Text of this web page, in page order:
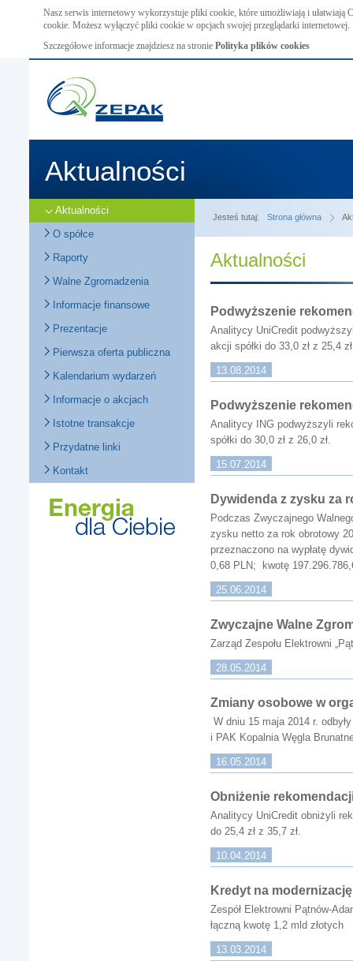
Nasz serwis internetowy wykorzystuje pliki cookie, które umożliwiają i ułatwiają
cookie. Możesz wyłączyć pliki cookie w opcjach swojej przeglądarki internetowej.
Szczegółowe informacje znajdziesz na stronie Polityka plików cookies
Aktualności
Aktualności
O spółce
Raporty
Walne Zgromadzenia
Informacje finansowe
Prezentacje
Pierwsza oferta publiczna
Kalendarium wydarzeń
Informacje o akcjach
Istotne transakcje
Przydatne linki
Kontakt
Jesteś tutaj: Strona główna
Aktualności
Podwyższenie
Analitycy UniCredit
akcji spółki do 33,0 zł z 25,4
13.08.2014
Podwyższenie
Analitycy ING podwyższyli
spółki do 30,0 zł z 26,0 zł.
15.07.2014
Dywidenda z zysku za
Podczas Zwyczajnego
zysku netto za rok obrotowy
przeznaczono na wypłatę
0,68 PLN; kwotę
25.06.2014
Zwyczajne Walne
Zarząd Zespołu Elektrowni
28.05.2014
Zmiany osobowe w
W dniu 15 maja 2014 r.
i PAK Kopalnia Węgla
16.05.2014
Obniżenie
Analitycy UniCredit obniżyli
do 25,4 zł z 35,7 zł.
10.04.2014
Kredyt na
Zespół Elektrowni Pątnów-
łączną kwotę 1,2 mld złotych
13.03.2014